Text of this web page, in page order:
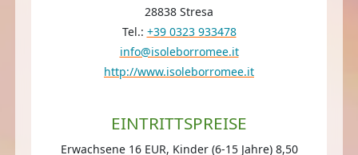
28838 Stresa
Tel.: +39 0323 933478
info@isoleborromee.it
http://www.isoleborromee.it
EINTRITTSPREISE
Erwachsene 16 EUR, Kinder (6-15 Jahre) 8,50